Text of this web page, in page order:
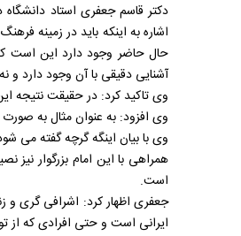
دکتر قاسم جعفری استاد
اشاره به اینکه باید در زمینه
حال حاضر وجود دارد این است
آشنایی دقیقی با آن وجود دارد
وی تاکید کرد: در حقیقت نتیجه
وی افزود: به عنوان مثال به
وی با بیان اینگه گرچه گفته می
همراهی با این امام بزرگوار
است.
جعفری اظهار کرد: اشرافی گری و
ایرانی است و حتی افرادی که از